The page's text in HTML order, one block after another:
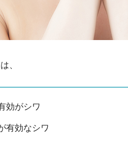
、
効がシワ
有効なシワ